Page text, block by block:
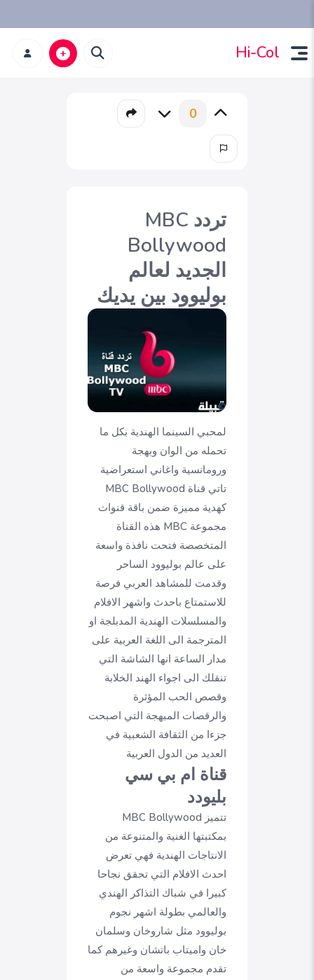
Hi-Col
0
تردد MBC
Bollywood
الجديد لعالم
بوليوود بين يديك
لمحبي السينما الهندية بكل ما
تحمله من الوان وبهجة
ورومانسية واغاني استعراضية
تاتي قناة MBC Bollywood
كهدية مميزة ضمن باقة قنوات
مجموعة MBC هذه القناة
المتخصصة فتحت نافذة واسعة
على عالم بوليوود الساحر
وقدمت للمشاهد العربي فرصة
للاستمتاع باحدث واشهر الافلام
والمسلسلات الهندية المدبلجة او
المترجمة الى اللغة العربية على
مدار الساعة انها الشاشة التي
تنقلك الى اجواء الهند الخلابة
وقصص الحب المؤثرة
والرقصات المبهجة التي اصبحت
جزءا من الثقافة الشعبية في
العديد من الدول العربية
قناة ام بي سي
بليودد
تتميز MBC Bollywood
بمكتبتها الغنية والمتنوعة من
الانتاجات الهندية فهي تعرض
احدث الافلام التي تحقق نجاحا
كبيرا في شباك التذاكر الهندي
والعالمي بطولة اشهر نجوم
بوليوود مثل شاروخان وسلمان
خان واميتاب باتشان وغيرهم كما
تقدم مجموعة واسعة من